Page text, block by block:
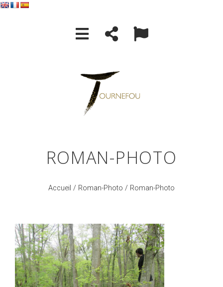
ROMAN-PHOTO
Accueil / Roman-Photo / Roman-Photo